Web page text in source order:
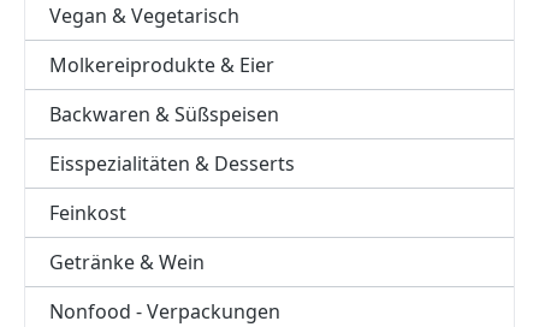
Vegan & Vegetarisch
Molkereiprodukte & Eier
Backwaren & Süßspeisen
Eisspezialitäten & Desserts
Feinkost
Getränke & Wein
Nonfood - Verpackungen